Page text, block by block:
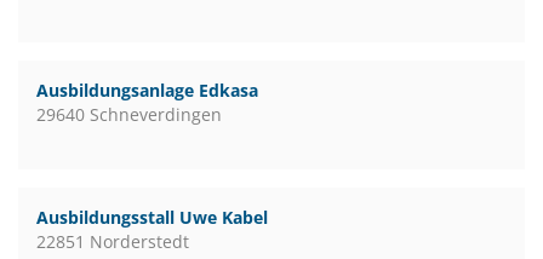
Ausbildungsanlage Edkasa
29640 Schneverdingen
Ausbildungsstall Uwe Kabel
22851 Norderstedt